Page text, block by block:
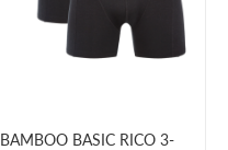
BAMBOO BASIC RICO 3-